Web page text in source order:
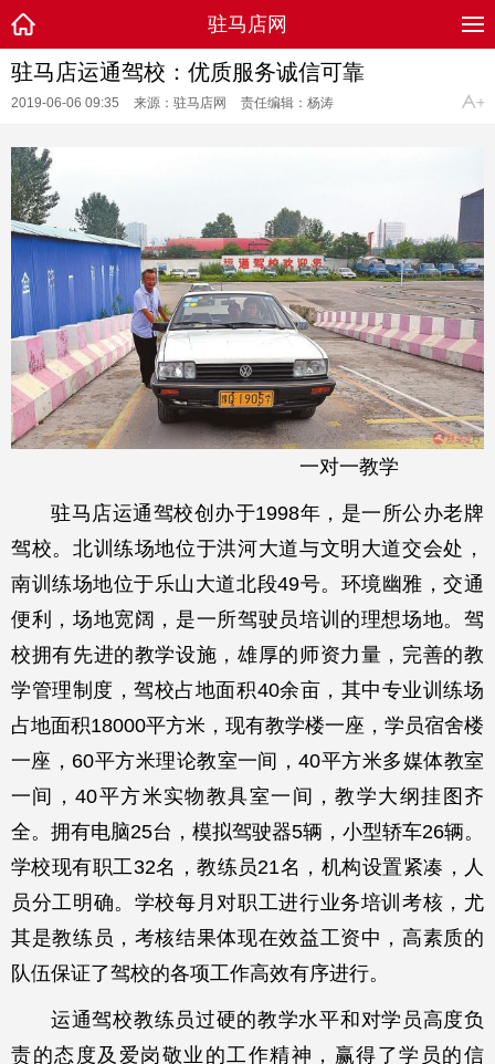
驻马店网
驻马店运通驾校：优质服务诚信可靠
2019-06-06 09:35 来源：驻马店网 责任编辑：杨涛
一对一教学
驻马店运通驾校创办于1998年，是一所公办老牌
驾校。北训练场地位于洪河大道与文明大道交会处，
南训练场地位于乐山大道北段49号。环境幽雅，交通
便利，场地宽阔，是一所驾驶员培训的理想场地。驾
校拥有先进的教学设施，雄厚的师资力量，完善的教
学管理制度，驾校占地面积40余亩，其中专业训练场
占地面积18000平方米，现有教学楼一座，学员宿舍楼
一座，60平方米理论教室一间，40平方米多媒体教室
一间，40平方米实物教具室一间，教学大纲挂图齐
全。拥有电脑25台，模拟驾驶器5辆，小型轿车26辆。
学校现有职工32名，教练员21名，机构设置紧凑，人
员分工明确。学校每月对职工进行业务培训考核，尤
其是教练员，考核结果体现在效益工资中，高素质的
队伍保证了驾校的各项工作高效有序进行。
运通驾校教练员过硬的教学水平和对学员高度负
责的态度及爱岗敬业的工作精神，赢得了学员的信